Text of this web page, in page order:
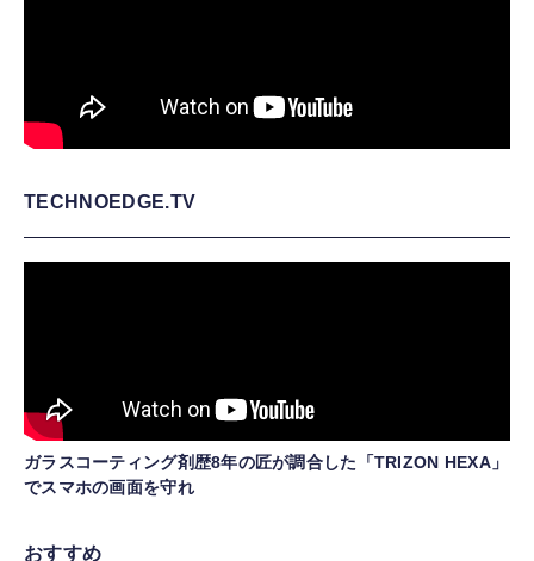
TECHNOEDGE.TV
ガラスコーティング剤歴8年の匠が調合した「TRIZON HEXA」
でスマホの画面を守れ
おすすめ